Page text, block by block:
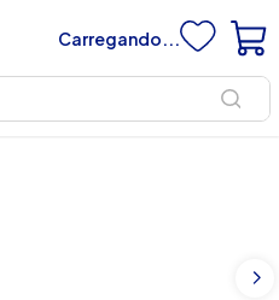
Carregando...